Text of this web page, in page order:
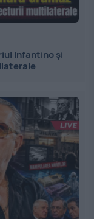
Infantino și